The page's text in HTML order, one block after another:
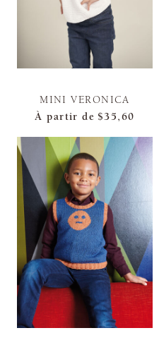
MINI VERONICA
À partir de $35,60